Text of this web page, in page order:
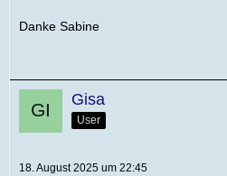
Danke Sabine
Gisa
User
18. August 2025 um 22:45